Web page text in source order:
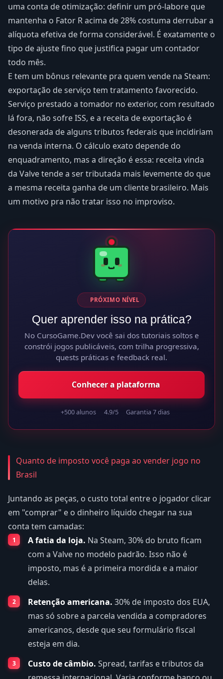
uma conta de otimização: definir um pró-labore que
mantenha o Fator R acima de 28% costuma derrubar a
alíquota efetiva de forma considerável. É exatamente o
tipo de ajuste fino que justifica pagar um contador
todo mês.
E tem um bônus relevante pra quem vende na Steam:
exportação de serviço tem tratamento favorecido.
Serviço prestado a tomador no exterior, com resultado
lá fora, não sofre ISS, e a receita de exportação é
desonerada de alguns tributos federais que incidiriam
na venda interna. O cálculo exato depende do
enquadramento, mas a direção é essa: receita vinda
da Valve tende a ser tributada mais levemente do que
a mesma receita ganha de um cliente brasileiro. Mais
um motivo pra não tratar isso no improviso.
PRÓXIMO NÍVEL
Quer aprender isso na prática?
No CursoGame.Dev você sai dos tutoriais soltos e
constrói jogos publicáveis, com trilha progressiva,
quests práticas e feedback real.
Conhecer a plataforma
+500 alunos 4.9/5 Garantia 7 dias
Quanto de imposto você paga ao vender jogo no
Brasil
Juntando as peças, o custo total entre o jogador clicar
em "comprar" e o dinheiro líquido chegar na sua
conta tem camadas:
A fatia da loja. Na Steam, 30% do bruto ficam
com a Valve no modelo padrão. Isso não é
imposto, mas é a primeira mordida e a maior
delas.
Retenção americana. 30% de imposto dos EUA,
mas só sobre a parcela vendida a compradores
americanos, desde que seu formulário fiscal
esteja em dia.
Custo de câmbio. Spread, tarifas e tributos da